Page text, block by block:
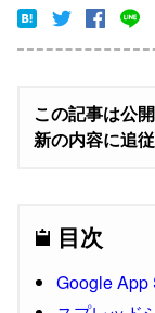
この記事は公
新の内容に追
目次
Google App